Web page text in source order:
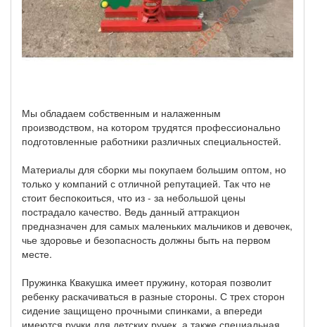
Мы обладаем собственным и налаженным
производством, на котором трудятся профессионально
подготовленные работники различных специальностей.
Материалы для сборки мы покупаем большим оптом, но
только у компаний с отличной репутацией. Так что не
стоит беспокоиться, что из - за небольшой цены
пострадало качество. Ведь данный аттракцион
предназначен для самых маленьких мальчиков и девочек,
чье здоровье и безопасность должны быть на первом
месте.
Пружинка Квакушка имеет пружину, которая позволит
ребенку раскачиваться в разные стороны. С трех сторон
сидение защищено прочными спинками, а впереди